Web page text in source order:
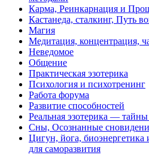
Карма, Реинкарнация и
Кастанеда, сталкинг, Путь
Магия
Медитация, концентрация,
Неведомое
Общение
Практическая эзотерика
Психология и психотренинг
Работа форума
Развитие способностей
Реальная эзотерика —
Сны, Осознанные
Цигун, йога, биоэнергетика
для саморазвития